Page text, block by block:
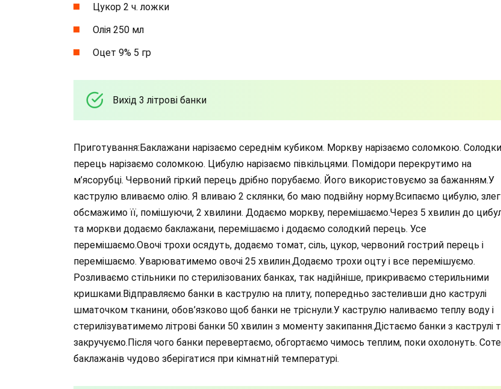
Цукор 2 ч. ложки
Олія 250 мл
Оцет 9% 5 гр
Вихід 3 літрові банки
Приготування:Баклажани нарізаємо середнім кубиком. Моркву нарізаємо соломкою.
перець нарізаємо соломкою. Цибулю нарізаємо півкільцями. Помідори перекрутимо на
м’ясорубці. Червоний гіркий перець дрібно порубаємо. Його використовуємо за бажанням.У
каструлю вливаємо олію. Я вливаю 2 склянки, бо маю подвійну норму.Всипаємо цибулю,
обсмажимо її, помішуючи, 2 хвилини. Додаємо моркву, перемішаємо.Через 5 хвилин до
та моркви додаємо баклажани, перемішаємо і додаємо солодкий перець. Усе
перемішаємо.Овочі трохи осядуть, додаємо томат, сіль, цукор, червоний гострий перець і
перемішаємо. Уварюватимемо овочі 25 хвилин.Додаємо трохи оцту і все перемішуємо.
Розливаємо стільники по стерилізованих банках, так надійніше, прикриваємо стерильними
кришками.Відправляємо банки в каструлю на плиту, попередньо застеливши дно каструлі
шматочком тканини, обов’язково щоб банки не тріснули.У каструлю наливаємо теплу воду і
стерилізуватимемо літрові банки 50 хвилин з моменту закипання.Дістаємо банки з каструлі
закручуємо.Після чого банки перевертаємо, обгортаємо чимось теплим, поки охолонуть.
баклажанів чудово зберігатися при кімнатній температурі.